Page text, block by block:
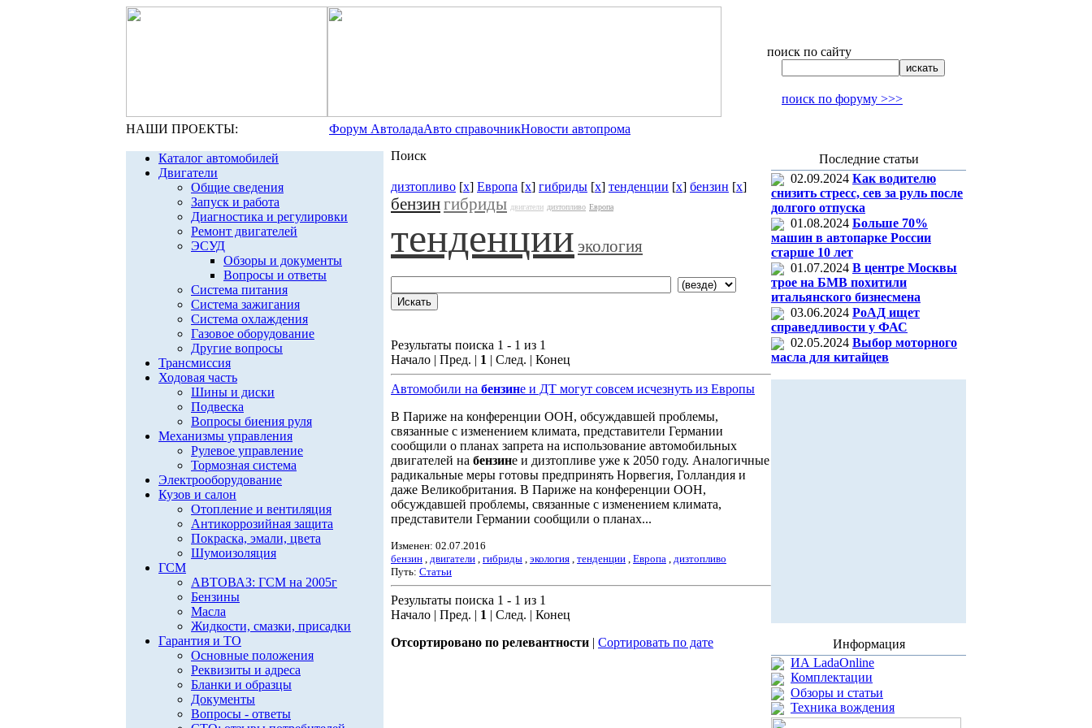
поиск по сайту
поиск по форуму >>>
НАШИ ПРОЕКТЫ: Форум АвтоладаАвто справочникНовости автопрома
Каталог автомобилей
Двигатели
Общие сведения
Запуск и работа
Диагностика и регулировки
Ремонт двигателей
ЭСУД
Обзоры и документы
Вопросы и ответы
Система питания
Система зажигания
Система охлаждения
Газовое оборудование
Другие вопросы
Трансмиссия
Ходовая часть
Шины и диски
Подвеска
Вопросы биения руля
Механизмы управления
Рулевое управление
Тормозная система
Электрооборудование
Кузов и салон
Отопление и вентиляция
Антикоррозийная защита
Покраска, эмали, цвета
Шумоизоляция
ГСМ
АВТОВАЗ: ГСМ на 2005г
Бензины
Масла
Жидкости, смазки, присадки
Гарантия и ТО
Основные положения
Реквизиты и адреса
Бланки и образцы
Документы
Вопросы - ответы
Поиск
дизтопливо [x] Европа [x] гибриды [x] тенденции [x] бензин [x]
бензингибриды двигатели дизтопливо Европа
тенденции экология
Результаты поиска 1 - 1 из 1
Начало | Пред. | 1 | След. | Конец
Автомобили на бензине и ДТ могут совсем исчезнуть из Европы
В Париже на конференции ООН, обсуждавшей проблемы,
связанные с изменением климата, представители Германии
сообщили о планах запрета на использование автомобильных
двигателей на бензине и дизтопливе уже к 2050 году. Аналогичные
радикальные меры готовы предпринять Норвегия, Голландия и
даже Великобритания. В Париже на конференции ООН,
обсуждавшей проблемы, связанные с изменением климата,
представители Германии сообщили о планах...
Изменен: 02.07.2016
бензин , двигатели , гибриды , экология , тенденции , Европа , дизтопливо
Путь: Статьи
Результаты поиска 1 - 1 из 1
Начало | Пред. | 1 | След. | Конец
Отсортировано по релевантности | Сортировать по дате
Последние статьи
02.09.2024 Как водителю
снизить стресс, сев за руль после
долгого отпуска
01.08.2024 Больше 70%
машин в автопарке России
старше 10 лет
01.07.2024 В центре Москвы
трое на БМВ похитили
итальянского бизнесмена
03.06.2024 РоАД ищет
справедливости у ФАС
02.05.2024 Выбор моторного
масла для китайцев
Информация
ИА LadaOnline
Комплектации
Обзоры и статьи
Техника вождения